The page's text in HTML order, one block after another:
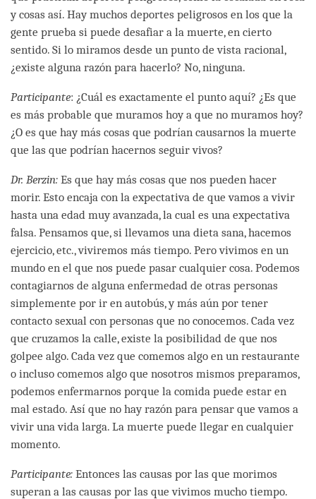
y cosas así. Hay muchos deportes peligrosos en los que la
gente prueba si puede desafiar a la muerte, en cierto
sentido. Si lo miramos desde un punto de vista racional,
¿existe alguna razón para hacerlo? No, ninguna.
Participante: ¿Cuál es exactamente el punto aquí? ¿Es que
es más probable que muramos hoy a que no muramos hoy?
¿O es que hay más cosas que podrían causarnos la muerte
que las que podrían hacernos seguir vivos?
Dr. Berzin: Es que hay más cosas que nos pueden hacer
morir. Esto encaja con la expectativa de que vamos a vivir
hasta una edad muy avanzada, la cual es una expectativa
falsa. Pensamos que, si llevamos una dieta sana, hacemos
ejercicio, etc., viviremos más tiempo. Pero vivimos en un
mundo en el que nos puede pasar cualquier cosa. Podemos
contagiarnos de alguna enfermedad de otras personas
simplemente por ir en autobús, y más aún por tener
contacto sexual con personas que no conocemos. Cada vez
que cruzamos la calle, existe la posibilidad de que nos
golpee algo. Cada vez que comemos algo en un restaurante
o incluso comemos algo que nosotros mismos preparamos,
podemos enfermarnos porque la comida puede estar en
mal estado. Así que no hay razón para pensar que vamos a
vivir una vida larga. La muerte puede llegar en cualquier
momento.
Participante: Entonces las causas por las que morimos
superan a las causas por las que vivimos mucho tiempo.